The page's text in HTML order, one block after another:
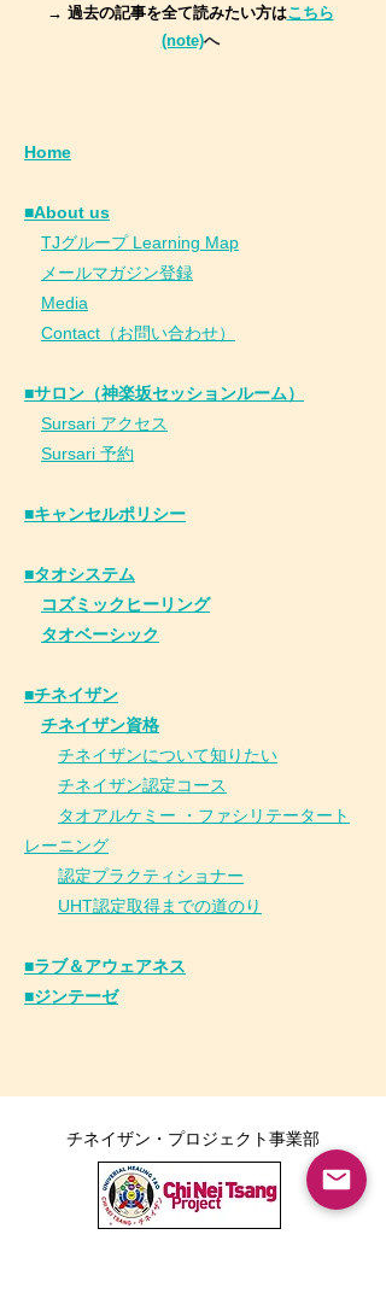
→ 過去の記事を全て読みたい方はこちら
(note)へ
Home
■About us
TJグループ Learning Map
メールマガジン登録
Media
Contact（お問い合わせ）
■サロン（神楽坂セッションルーム）
Sursari アクセス
Sursari 予約
​■キャンセルポリシー
■タオシステム
コズミックヒーリング
タオベーシック
■チネイザン
チネイザン資格
チネイザンについて知りたい
チネイザン認定コース
タオアルケミー ・ファシリテータート
レーニング
認定プラクティショナー
UHT認定取得までの道のり
■ラブ＆アウェアネス
■ジンテーゼ
チネイザン・プロジェクト事業部